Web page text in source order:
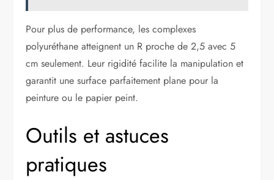
Pour plus de performance, les complexes
polyuréthane atteignent un R proche de 2,5 avec 5
cm seulement. Leur rigidité facilite la manipulation et
garantit une surface parfaitement plane pour la
peinture ou le papier peint.
Outils et astuces
pratiques